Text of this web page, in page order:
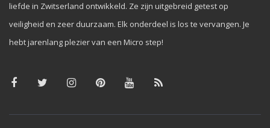
liefde in Zwitserland ontwikkeld. Ze zijn uitgebreid getest op
veiligheid en zeer duurzaam. Elk onderdeel is los te vervangen. Je
hebt jarenlang plezier van een Micro step!